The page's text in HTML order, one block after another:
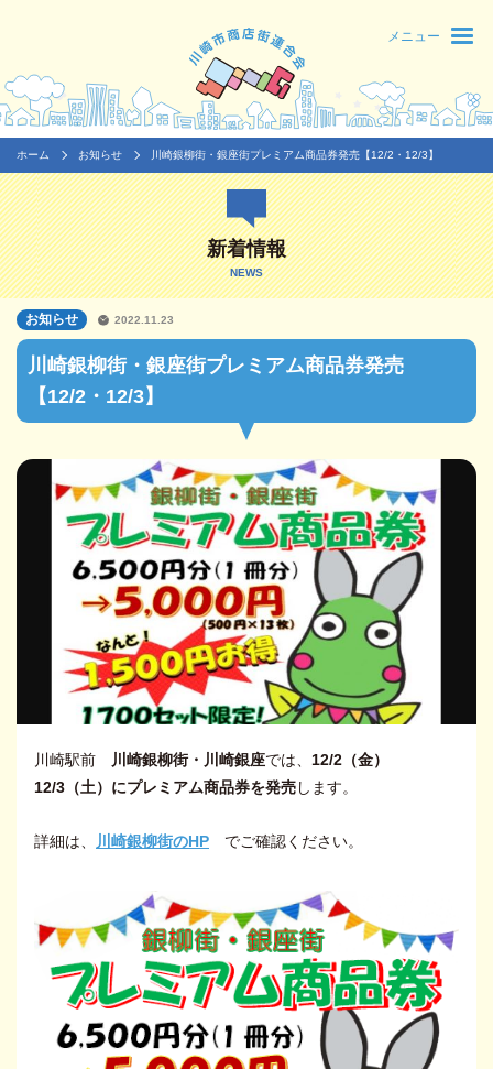
メニュー
ホーム お知らせ 川崎銀柳街・銀座街プレミアム商品券発売【12/2・12/3】
新着情報
NEWS
川崎銀柳街・銀座街プレミアム商品券発売
【12/2・12/3】
お知らせ 2022.11.23
川崎駅前 川崎銀柳街・川崎銀座では、 12/2（金）
12/3（土）にプレミアム商品券を発売します。
詳細は、 川崎銀柳街のHP でご確認ください。